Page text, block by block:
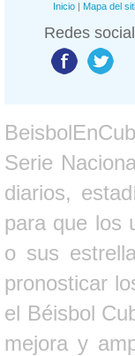
Inicio | Mapa del
Redes
Serie
diarios,
para que los
o sus
pronosticar
el Béisbol
mejora y